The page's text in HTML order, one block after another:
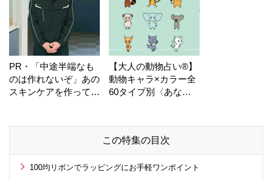
PR・「中途半端なも
のは作れないぞ」あの
スキンケアを作ってい
【大人の動物占い®】
動物キャラ×カラー全
60タイプ別〈あなた
この特集の目次
100均リボンでラッピングにお手軽ワンポイント